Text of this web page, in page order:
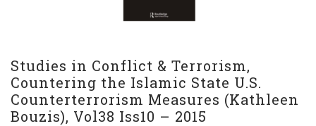
Studies in Conflict & Terrorism,
Countering the Islamic State U.S.
Counterterrorism Measures (Kathleen
Bouzis), Vol38 Iss10 – 2015